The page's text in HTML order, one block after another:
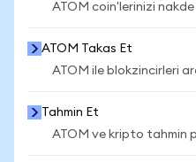
ATOM coin'lerinizi
ATOM Takas Et
ATOM ile blokzincirleri
Tahmin Et
ATOM ve kripto tahmin